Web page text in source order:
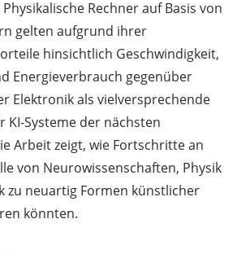
Rechner auf Basis von
gelten aufgrund ihrer
hinsichtlich Geschwindigkeit,
Energieverbrauch gegenüber
Elektronik als vielversprechende
KI-Systeme der nächsten
Arbeit zeigt, wie Fortschritte an
von Neurowissenschaften, Physik
zu neuartig Formen künstlicher
könnten.